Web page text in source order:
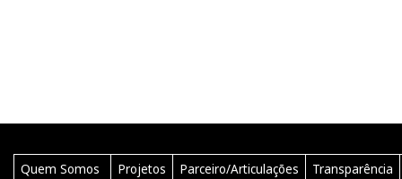
Quem Somos Projetos Parceiro/Articulações Transparência